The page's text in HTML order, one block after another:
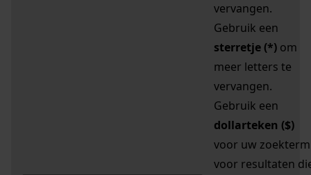
vervangen.
Gebruik een
sterretje (*) om
meer letters te
vervangen.
Gebruik een
dollarteken ($)
voor uw zoekterm
voor resultaten